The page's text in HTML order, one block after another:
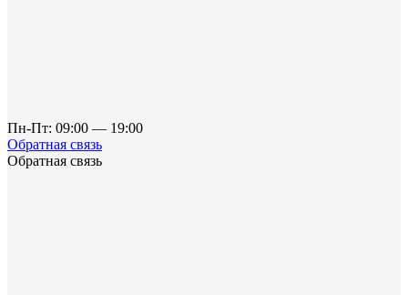
Пн-Пт: 09:00 — 19:00
Обратная связь
Обратная связь